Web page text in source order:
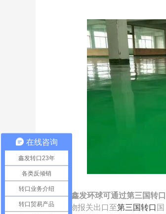
深圳鑫发环球可通过第三国转
1.货物报关出口至第三国转口
在线咨询
鑫发转口23年
各类反倾销
转口业务介绍
转口贸易产品